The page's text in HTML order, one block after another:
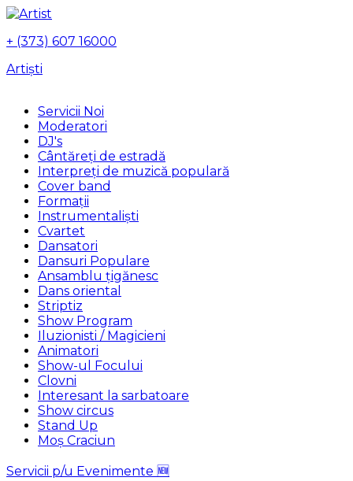
+ (373) 607 16000
Artiști
Servicii Noi
Moderatori
DJ's
Сântăreți de estradă
Interpreți de muzică populară
Сover band
Formații
Instrumentalişti
Cvartet
Dansatori
Dansuri Populare
Ansamblu țigănesc
Dans oriental
Striptiz
Show Program
Iluzionisti / Magicieni
Animatori
Show-ul Focului
Clovni
Interesant la sarbatoare
Show circus
Stand Up
Moș Craciun
Servicii p/u Evenimente 🆕